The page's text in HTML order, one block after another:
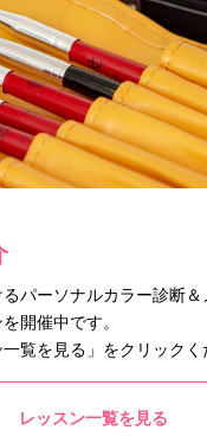
パーソナルカラー診断＆
開催中です。
覧を見る」をクリックく
レッスン一覧を見る